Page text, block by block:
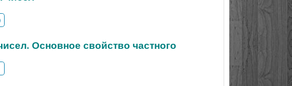
Основное свойство частного